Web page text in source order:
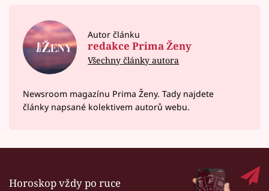
Autor článku
redakce Prima Ženy
Všechny články autora
Newsroom magazínu Prima Ženy. Tady najdete
články napsané kolektivem autorů webu.
Horoskop vždy po ruce